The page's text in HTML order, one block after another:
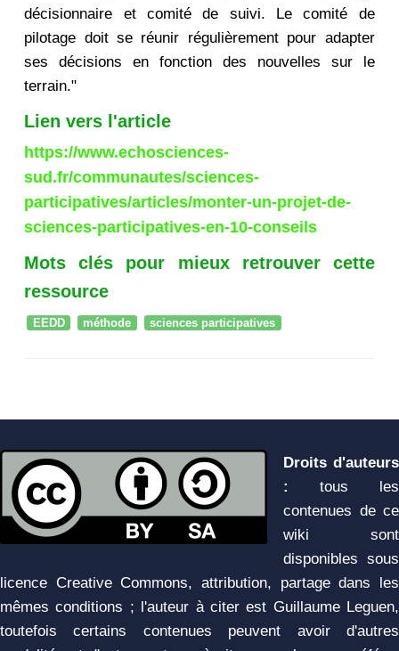
décisionnaire et comité de suivi. Le comité de
pilotage doit se réunir régulièrement pour adapter
ses décisions en fonction des nouvelles sur le
terrain."
Lien vers l'article
https://www.echosciences-
sud.fr/communautes/sciences-
participatives/articles/monter-un-projet-de-
sciences-participatives-en-10-conseils
Mots clés pour mieux retrouver cette
ressource
EEDD méthode sciences participatives
Droits d'auteurs
:
tous les
contenues de ce
wiki sont
disponibles sous
licence Creative Commons, attribution, partage dans les
mêmes conditions ; l'auteur à citer est Guillaume Leguen,
toutefois certains contenues peuvent avoir d'autres